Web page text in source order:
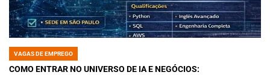
POSTED
IN
VAGAS DE EMPREGO
COMO ENTRAR NO UNIVERSO DE IA E NEGÓCIOS: